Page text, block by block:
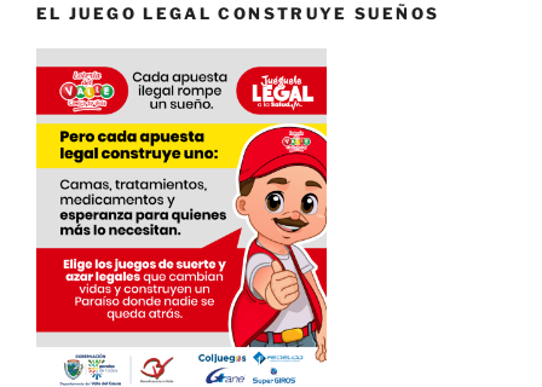
EL JUEGO LEGAL CONSTRUYE SUEÑOS